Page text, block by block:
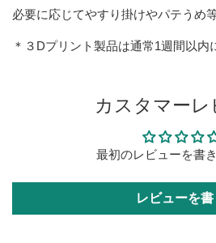
必要に応じてやすり掛けやパテうめ
＊３Dプリント製品は通常1週間以内
カスタマーレ
最初のレビューを書
レビューを書